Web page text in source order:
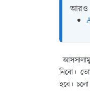
আরও
নিবো।
হবে। চলো